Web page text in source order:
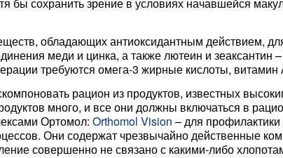
обладающих антиоксидантным действием,
меди и цинка, а также лютеин и зеаксантин
требуются омега-3 жирные кислоты,
рацион из продуктов, известных
много, и все они должны включаться в
Ортомол: Orthomol Vision – для
Они содержат чрезвычайно действенные
совершенно не связано с какими-либо